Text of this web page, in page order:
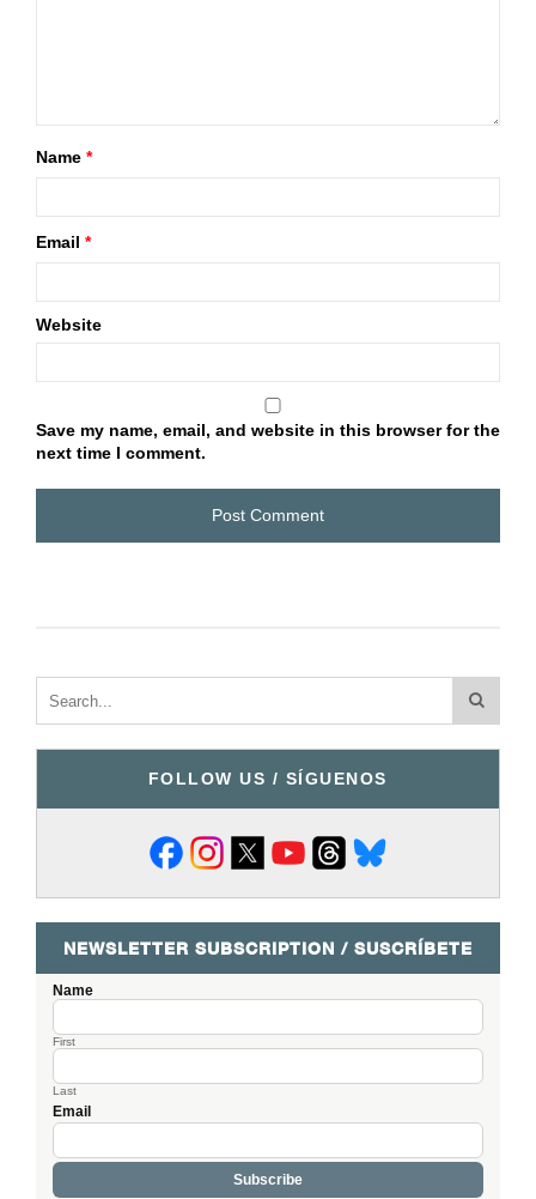
Name *
Email *
Website
Save my name, email, and website in this browser for the
next time I comment.
FOLLOW US / SÍGUENOS
NEWSLETTER SUBSCRIPTION / SUSCRÍBETE
Name
First
Last
Email